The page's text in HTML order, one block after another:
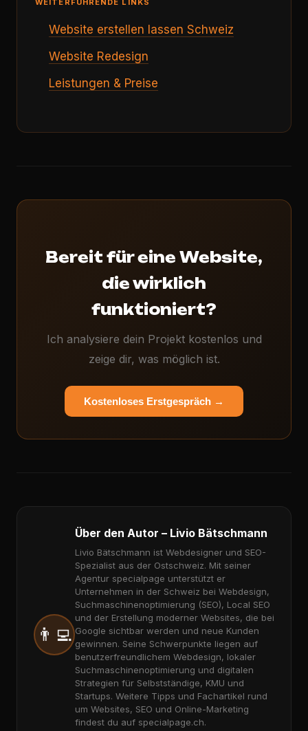
WEITERFÜHRENDE LINKS
Website erstellen lassen Schweiz
Website Redesign
Leistungen & Preise
Bereit für eine Website,
die wirklich
funktioniert?
Ich analysiere dein Projekt kostenlos und
zeige dir, was möglich ist.
Kostenloses Erstgespräch →
👨‍💻
Über den Autor – Livio Bätschmann
Livio Bätschmann ist Webdesigner und SEO-
Spezialist aus der Ostschweiz. Mit seiner
Agentur specialpage unterstützt er
Unternehmen in der Schweiz bei Webdesign,
Suchmaschinenoptimierung (SEO), Local SEO
und der Erstellung moderner Websites, die bei
Google sichtbar werden und neue Kunden
gewinnen. Seine Schwerpunkte liegen auf
benutzerfreundlichem Webdesign, lokaler
Suchmaschinenoptimierung und digitalen
Strategien für Selbstständige, KMU und
Startups. Weitere Tipps und Fachartikel rund
um Websites, SEO und Online-Marketing
findest du auf specialpage.ch.